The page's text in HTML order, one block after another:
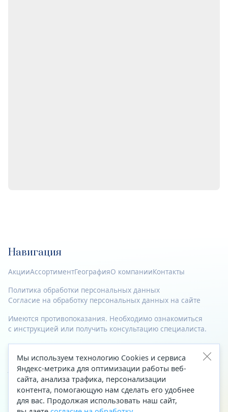
Навигация
АкцииАссортиментГеографияО компанииКонтакты
Политика обработки персональных данных
Согласие на обработку персональных данных на сайте
Имеются противопоказания. Необходимо ознакомиться
с инструкцией или получить консультацию специалиста.
© 2023—2026 Все права защищены.
Адрес
Архангельск, ул. Папанина, д. 19 (вход в здание со стороны
автоцентра «Тойота»)
Мы используем технологию Cookies и сервиса
Яндекс-метрика для оптимизации работы веб-
сайта, анализа трафика, персонализации
контента, помогающую нам сделать его удобнее
для вас. Продолжая использовать наш сайт,